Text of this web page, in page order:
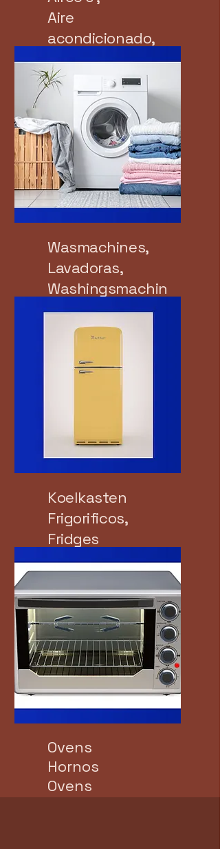
Aire
acondicionado,
Airconditioners
Wasmachines,
Lavadoras,
Washingsmachin
es
Koelkasten
Frigorificos,
Fridges
Ovens
Hornos
Ovens